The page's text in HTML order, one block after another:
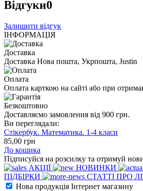
Відгуки0
Залишити відгук
ІНФОРМАЦІЯ
Доставка
Доставка Нова пошта, Укрпошта, Justin
Оплата
Оплата карткою на сайті або при
Безкоштовно
Доставляємо замовлення від 900 грн.
Ви переглядали:
Стікербук. Математика. 1-4 класи
85,00 грн
До кошика
Підписуйся на розсилку та отримуй
АКЦІЇ
НОВИНКИ
ПІДБІРКИ
СТАТТІ ПРО
Нова продукція Інтернет магазину